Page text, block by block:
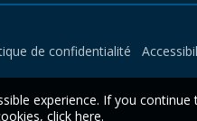
de confidentialité
experience. If you
click here.